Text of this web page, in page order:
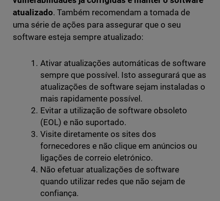
atualizado. Também recomendam a tomada de
uma série de ações para assegurar que o seu
software esteja sempre atualizado:
Ativar atualizações automáticas de software
sempre que possível. Isto assegurará que as
atualizações de software sejam instaladas o
mais rapidamente possível.
Evitar a utilização de software obsoleto
(EOL) e não suportado.
Visite diretamente os sites dos
fornecedores e não clique em anúncios ou
ligações de correio eletrónico.
Não efetuar atualizações de software
quando utilizar redes que não sejam de
confiança.